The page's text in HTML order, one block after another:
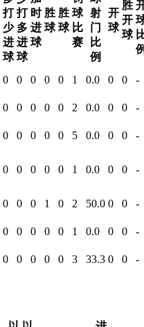
打
少
进
球
打
多
进
球
时
进
球
胜
球
胜
球
球
比
赛
射
门
比
例
开
球
胜
开
球
0 0 0 0 0 1 0.0 0 0 -
0 0 0 0 0 2 0.0 0 0 -
0 0 0 0 0 5 0.0 0 0 -
0 0 0 0 0 1 0.0 0 0 -
0 0 0 1 0 2 50.0 0 0 -
0 0 0 0 0 1 0.0 0 0 -
0 0 0 0 0 3 33.3 0 0 -